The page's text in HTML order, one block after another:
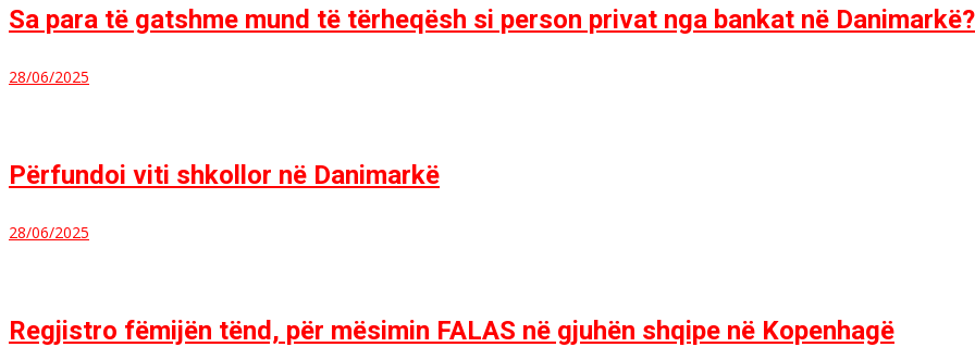
Sa para të gatshme mund të tërheqësh si person privat nga bankat në Danimarkë?
28/06/2025
Përfundoi viti shkollor në Danimarkë
28/06/2025
Regjistro fëmijën tënd, për mësimin FALAS në gjuhën shqipe në Kopenhagë